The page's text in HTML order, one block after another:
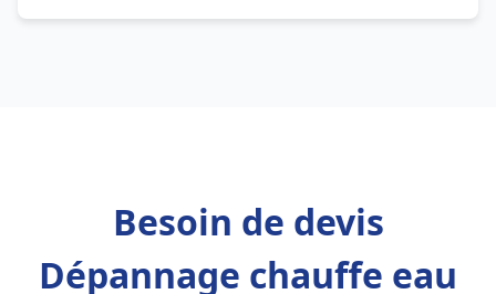
Besoin de devis
Dépannage chauffe eau